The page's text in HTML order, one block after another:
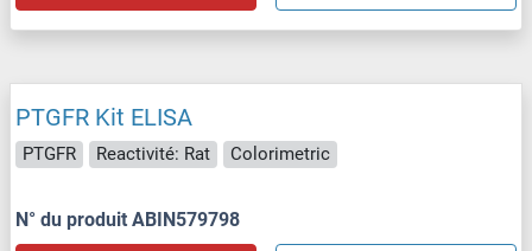
PTGFR Kit ELISA
PTGFR Reactivité: Rat Colorimetric
N° du produit ABIN579798